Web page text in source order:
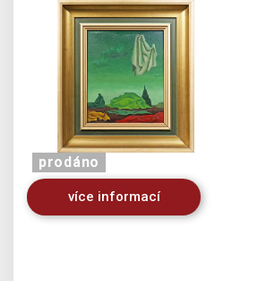
prodáno
více informací